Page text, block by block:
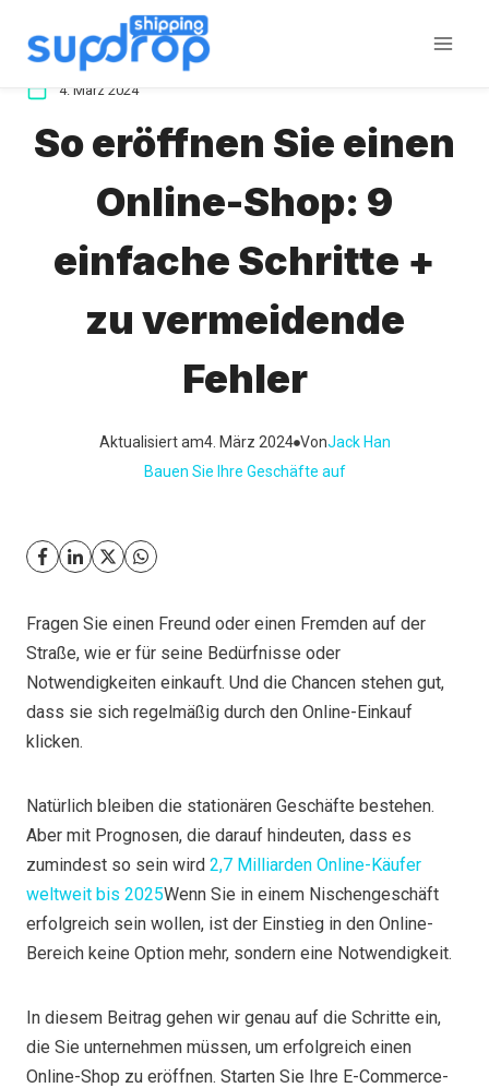
Inhalt
4. März 2024
So eröffnen Sie einen
Online-Shop: 9
einfache Schritte +
zu vermeidende
Fehler
Aktualisiert am4. März 2024 VonJack Han
Bauen Sie Ihre Geschäfte auf
Fragen Sie einen Freund oder einen Fremden auf der
Straße, wie er für seine Bedürfnisse oder
Notwendigkeiten einkauft. Und die Chancen stehen gut,
dass sie sich regelmäßig durch den Online-Einkauf
klicken.
Natürlich bleiben die stationären Geschäfte bestehen.
Aber mit Prognosen, die darauf hindeuten, dass es
zumindest so sein wird 2,7 Milliarden Online-Käufer
weltweit bis 2025Wenn Sie in einem Nischengeschäft
erfolgreich sein wollen, ist der Einstieg in den Online-
Bereich keine Option mehr, sondern eine Notwendigkeit.
In diesem Beitrag gehen wir genau auf die Schritte ein,
die Sie unternehmen müssen, um erfolgreich einen
Online-Shop zu eröffnen. Starten Sie Ihre E-Commerce-